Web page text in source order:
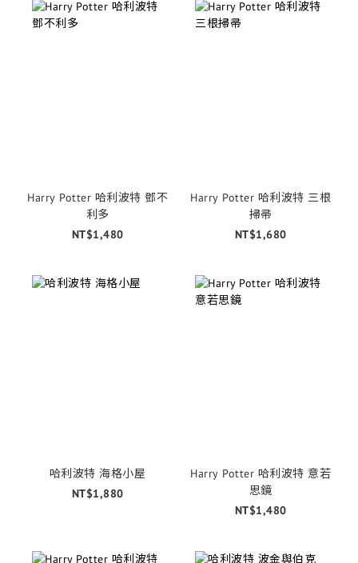
Harry Potter 哈利波特 鄧不
利多
NT$1,480
Harry Potter 哈利波特 三根
掃帚
NT$1,680
哈利波特 海格小屋
NT$1,880
Harry Potter 哈利波特 意若
思鏡
NT$1,480